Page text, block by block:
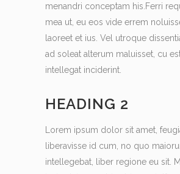
menandri conceptam his.Ferri
mea ut, eu eos vide errem
laoreet et ius. Vel utroque
ad soleat alterum maluisset, cu
intellegat inciderint.
HEADING 2
Lorem ipsum dolor sit amet,
liberavisse id cum, no quo
intellegebat, liber regione eu sit.